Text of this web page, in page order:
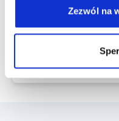
Zezwól na
Zgoda na